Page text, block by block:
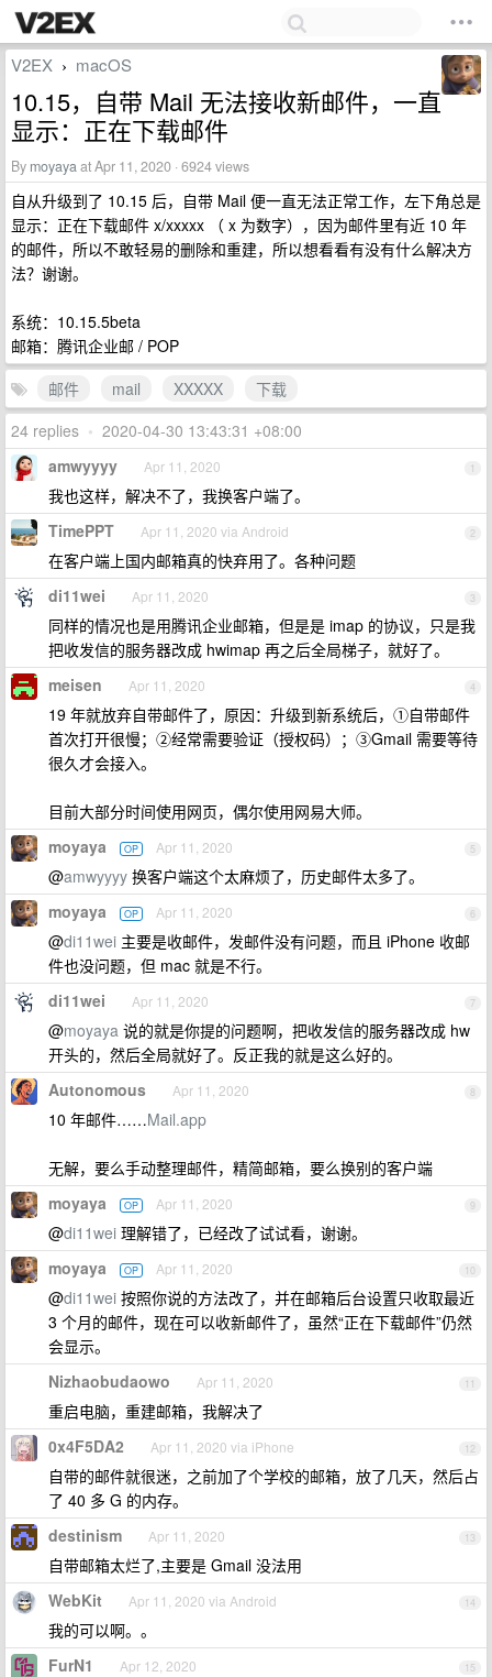
V2EX › macOS
10.15，自带 Mail 无法接收新邮件，一直
显示：正在下载邮件
By moyayaat Apr 11, 2020 · 6924 views
自从升级到了 10.15 后，自带 Mail 便一直无法正常工作，左下角总是
显示：正在下载邮件 x/xxxxx （ x 为数字），因为邮件里有近 10 年
的邮件，所以不敢轻易的删除和重建，所以想看看有没有什么解决方
法？谢谢。
系统：10.15.5beta
邮箱：腾讯企业邮 / POP
邮件
mail XXXXX
下载
24 replies • 2020-04-30 13:43:31 +08:00
1
amwyyyy Apr 11, 2020
我也这样，解决不了，我换客户端了。
2
TimePPT Apr 11, 2020 via Android
在客户端上国内邮箱真的快弃用了。各种问题
3
di11wei Apr 11, 2020
同样的情况也是用腾讯企业邮箱，但是是 imap 的协议，只是我
把收发信的服务器改成 hwimap 再之后全局梯子，就好了。
4
meisen Apr 11, 2020
19 年就放弃自带邮件了，原因：升级到新系统后，①自带邮件
首次打开很慢；②经常需要验证（授权码）；③Gmail 需要等待
很久才会接入。
目前大部分时间使用网页，偶尔使用网易大师。
5
moyaya OP Apr 11, 2020
@amwyyyy 换客户端这个太麻烦了，历史邮件太多了。
6
moyaya OP Apr 11, 2020
@di11wei 主要是收邮件，发邮件没有问题，而且 iPhone 收邮
件也没问题，但 mac 就是不行。
7
di11wei Apr 11, 2020
@moyaya 说的就是你提的问题啊，把收发信的服务器改成 hw
开头的，然后全局就好了。反正我的就是这么好的。
8
Autonomous Apr 11, 2020
10 年邮件……Mail.app
无解，要么手动整理邮件，精简邮箱，要么换别的客户端
9
moyaya OP Apr 11, 2020
@di11wei 理解错了，已经改了试试看，谢谢。
10
moyaya OP Apr 11, 2020
@di11wei 按照你说的方法改了，并在邮箱后台设置只收取最近
3 个月的邮件，现在可以收新邮件了，虽然“正在下载邮件”仍然
会显示。
11
Nizhaobudaowo Apr 11, 2020
重启电脑，重建邮箱，我解决了
12
0x4F5DA2 Apr 11, 2020 via iPhone
自带的邮件就很迷，之前加了个学校的邮箱，放了几天，然后占
了 40 多 G 的内存。
13
destinism Apr 11, 2020
自带邮箱太烂了,主要是 Gmail 没法用
14
WebKit Apr 11, 2020 via Android
我的可以啊。。
15
FurN1 Apr 12, 2020